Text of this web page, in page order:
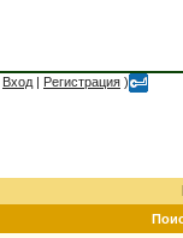
Вход | Регистрация )